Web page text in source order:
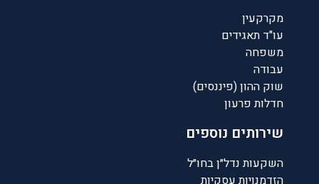
מקרקעין
עו"ד תאגידים
משפחה
עבודה
שוק ההון (פיננסים)
חדלות פרעון
שירותים נוספים
השקעות נדל״ן בחו״ל
הזדמנויות עסקיות